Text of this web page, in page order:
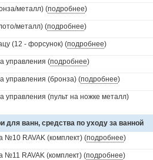
металл) (подробнее)
металл) (подробнее)
(12 - форсунок) (подробнее)
управления (подробнее)
управления (бронза) (подробнее)
управления (пульт на ножке металл)
для ванн, средства по уходу за ванной
№10 RAVAK (комплект) (подробнее)
№11 RAVAK (комплект) (подробнее)